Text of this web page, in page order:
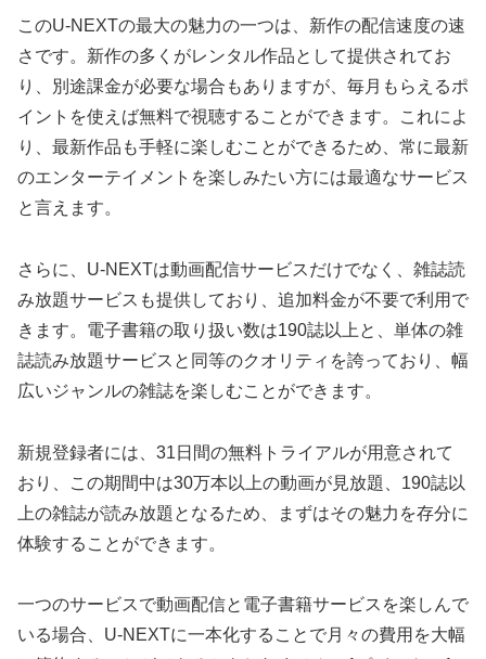
このU-NEXTの最大の魅力の一つは、新作の配信速度の速
さです。新作の多くがレンタル作品として提供されてお
り、別途課金が必要な場合もありますが、毎月もらえるポ
イントを使えば無料で視聴することができます。これによ
り、最新作品も手軽に楽しむことができるため、常に最新
のエンターテイメントを楽しみたい方には最適なサービス
と言えます。
さらに、U-NEXTは動画配信サービスだけでなく、雑誌読
み放題サービスも提供しており、追加料金が不要で利用で
きます。電子書籍の取り扱い数は190誌以上と、単体の雑
誌読み放題サービスと同等のクオリティを誇っており、幅
広いジャンルの雑誌を楽しむことができます。
新規登録者には、31日間の無料トライアルが用意されて
おり、この期間中は30万本以上の動画が見放題、190誌以
上の雑誌が読み放題となるため、まずはその魅力を存分に
体験することができます。
一つのサービスで動画配信と電子書籍サービスを楽しんで
いる場合、U-NEXTに一本化することで月々の費用を大幅